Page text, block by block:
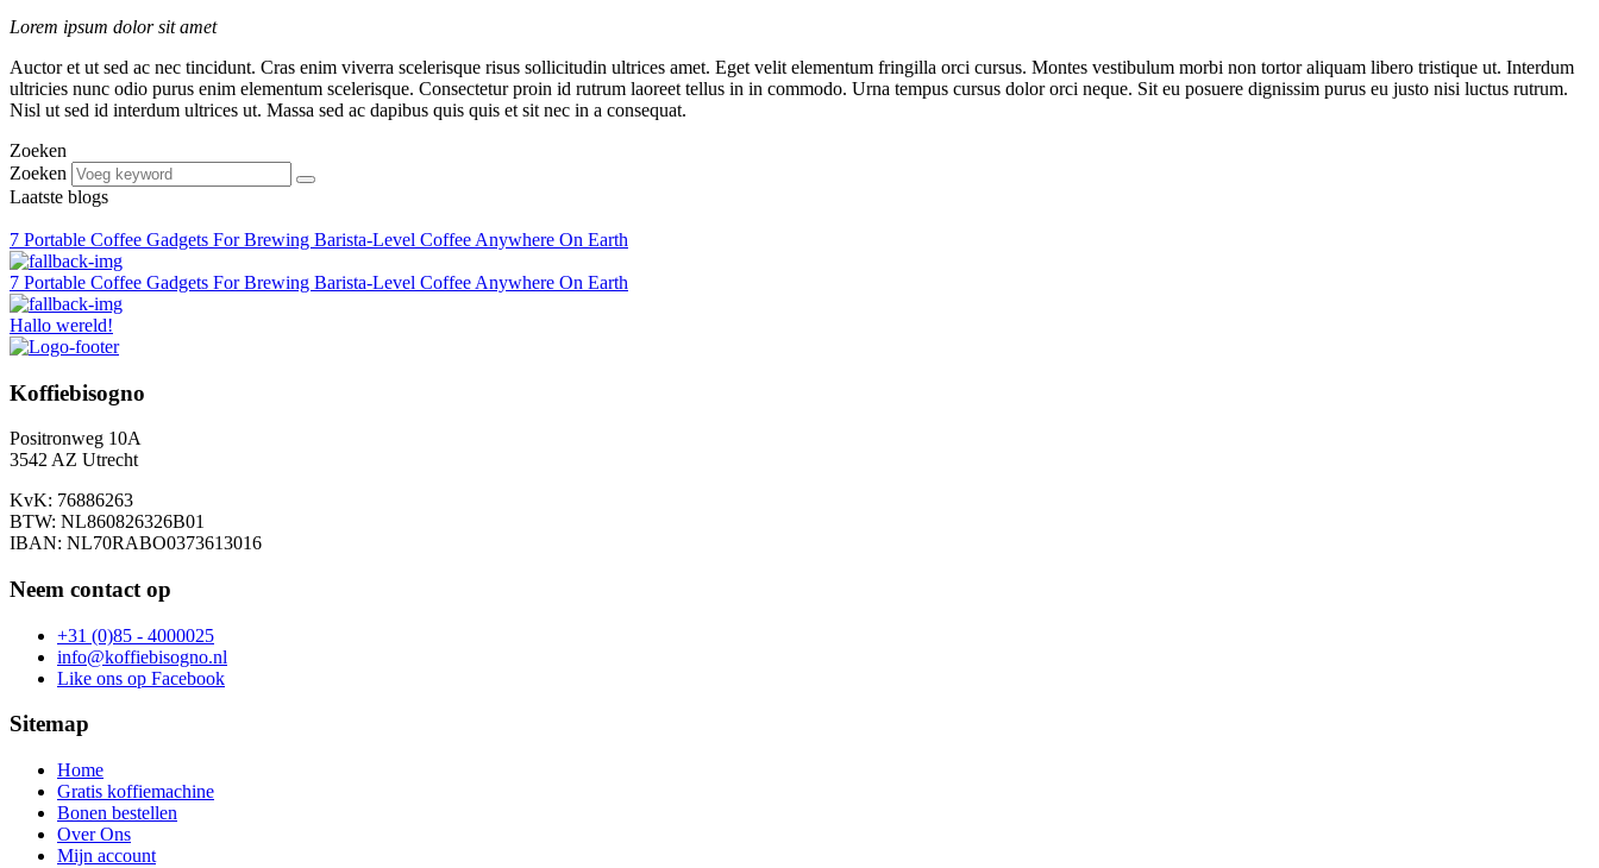
Lorem ipsum dolor sit amet
Auctor et ut sed ac nec tincidunt. Cras enim viverra scelerisque risus sollicitudin ultrices amet. Eget velit elementum fringilla orci cursus. Montes vestibulum morbi non tortor aliquam libero tristique ut. Interdum
ultricies nunc odio purus enim elementum scelerisque. Consectetur proin id rutrum laoreet tellus in in commodo. Urna tempus cursus dolor orci neque. Sit eu posuere dignissim purus eu justo nisi luctus rutrum.
Nisl ut sed id interdum ultrices ut. Massa sed ac dapibus quis quis et sit nec in a consequat.
Zoeken
Zoeken
Laatste blogs
7 Portable Coffee Gadgets For Brewing Barista-Level Coffee Anywhere On Earth
7 Portable Coffee Gadgets For Brewing Barista-Level Coffee Anywhere On Earth
Hallo wereld!
Koffiebisogno
Positronweg 10A
3542 AZ Utrecht
KvK: 76886263
BTW: NL860826326B01
IBAN: NL70RABO0373613016
Neem contact op
+31 (0)85 - 4000025
info@koffiebisogno.nl
Like ons op Facebook
Sitemap
Home
Gratis koffiemachine
Bonen bestellen
Over Ons
Mijn account